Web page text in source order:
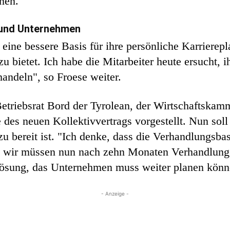
Unternehmen
bessere Basis für ihre persönliche
bietet. Ich habe die Mitarbeiter heute ersucht,
so Froese weiter.
Bord der Tyrolean, der
des neuen Kollektivvertrags vorgestellt. Nun
bereit ist. "Ich denke, dass die
müssen nun nach zehn Monaten
das Unternehmen muss weiter planen
- Anzeige -